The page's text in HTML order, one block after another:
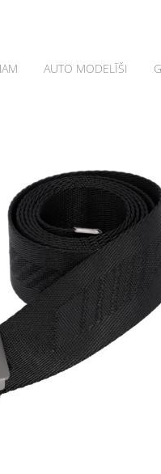
AUTO MODELĪŠI